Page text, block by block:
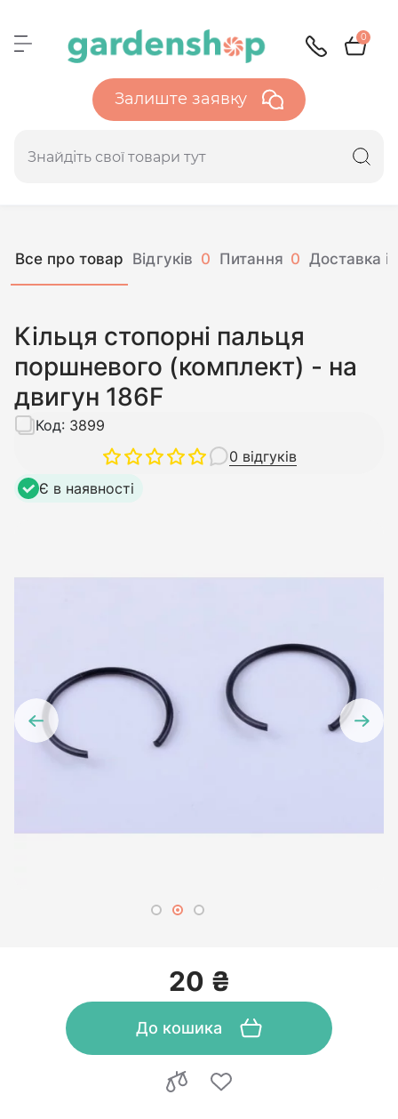
0
Залиште заявку
Все про товар Відгуків 0 Питання 0 Доставка і
Кільця стопорні пальця
поршневого (комплект) - на
двигун 186F
0 відгуків
Код: 3899
Є в наявності
20 ₴
До кошика